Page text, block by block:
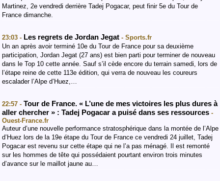
Martinez, 2e vendredi derrière Tadej Pogacar, peut finir 5e du Tour de
France dimanche.
23:03 - Les regrets de Jordan Jegat - Sports.fr
Un an après avoir terminé 10e du Tour de France pour sa deuxième
participation, Jordan Jegat (27 ans) est bien parti pour terminer de nouveau
dans le Top 10 cette année. Sauf s’il cède encore du terrain samedi, lors de
l’étape reine de cette 113e édition, qui verra de nouveau les coureurs
escalader l’Alpe d’Huez,…
22:57 - Tour de France. « L’une de mes victoires les plus dures à
aller chercher » : Tadej Pogacar a puisé dans ses ressources -
Ouest-France.fr
Auteur d’une nouvelle performance stratosphérique dans la montée de l’Alpe
d’Huez lors de la 19e étape du Tour de France ce vendredi 24 juillet, Tadej
Pogacar est revenu sur cette étape qui ne l’a pas ménagé. Il est remonté
sur les hommes de tête qui possédaient pourtant environ trois minutes
d’avance sur le maillot jaune au…